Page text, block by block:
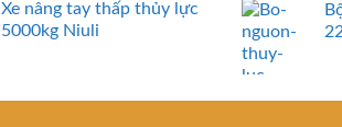
Xe nâng tay thấp thủy lực
5000kg Niuli